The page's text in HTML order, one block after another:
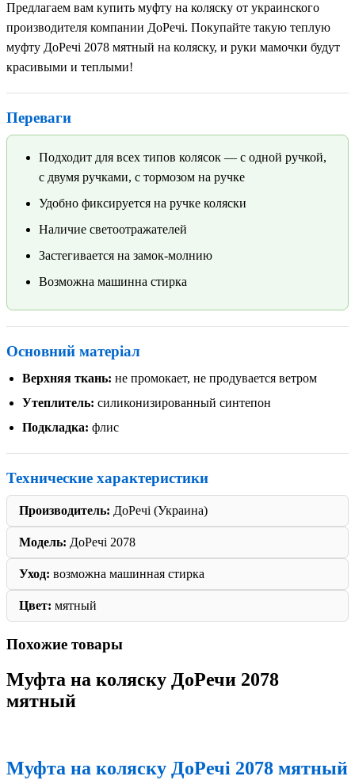
Предлагаем вам купить муфту на коляску от украинского
производителя компании ДоРечі. Покупайте такую теплую
муфту ДоРечі 2078 мятный на коляску, и руки мамочки будут
красивыми и теплыми!
Переваги
Подходит для всех типов колясок — с одной ручкой,
с двумя ручками, с тормозом на ручке
Удобно фиксируется на ручке коляски
Наличие светоотражателей
Застегивается на замок-молнию
Возможна машинна стирка
Основний матеріал
Верхняя ткань: не промокает, не продувается ветром
Утеплитель: силиконизированный синтепон
Подкладка: флис
Технические характеристики
Производитель: ДоРечі (Украина)
Модель: ДоРечі 2078
Уход: возможна машинная стирка
Цвет: мятный
Похожие товары
Муфта на коляску ДоРечи 2078
мятный
Муфта на коляску ДоРечі 2078 мятный